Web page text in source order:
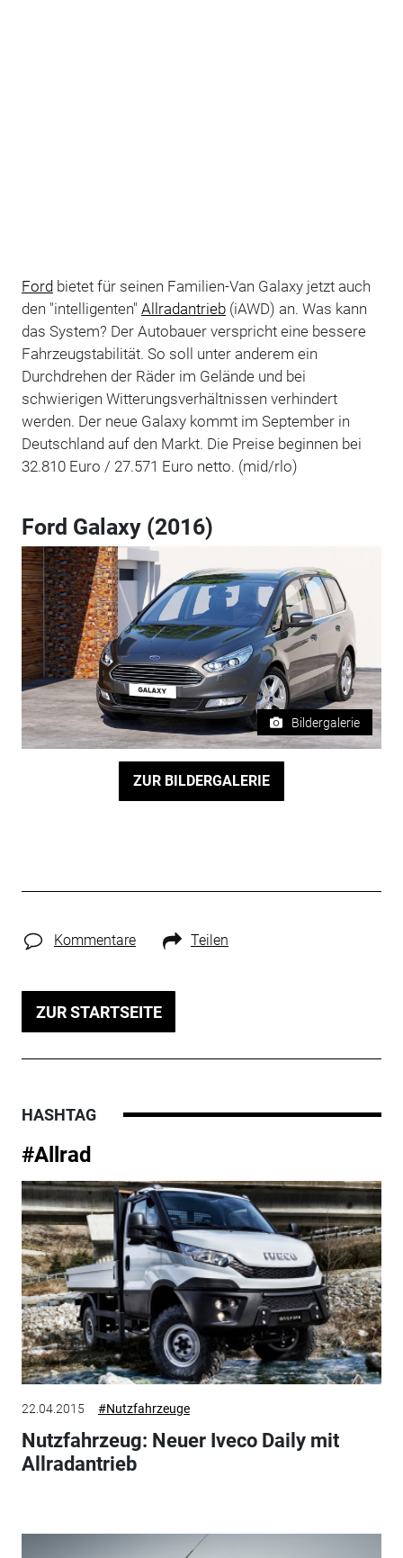
Fordbietet für seinen Familien-Van Galaxy jetzt auch
den "intelligenten" Allradantrieb(iAWD) an. Was kann
das System? Der Autobauer verspricht eine bessere
Fahrzeugstabilität. So soll unter anderem ein
Durchdrehen der Räder im Gelände und bei
schwierigen Witterungsverhältnissen verhindert
werden. Der neue Galaxy kommt im September in
Deutschland auf den Markt. Die Preise beginnen bei
32.810 Euro / 27.571 Euro netto. (mid/rlo)
Ford Galaxy (2016)
Bildergalerie
ZUR BILDERGALERIE
Kommentare Teilen
ZUR STARTSEITE
HASHTAG
#Allrad
22.04.2015 #Nutzfahrzeuge
Nutzfahrzeug: Neuer Iveco Daily mit
Allradantrieb